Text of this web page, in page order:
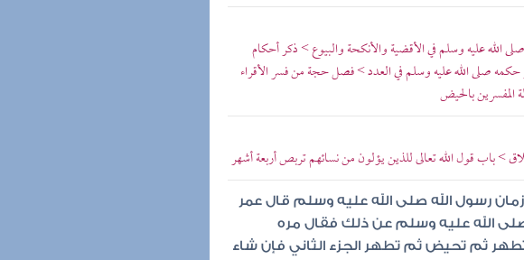
الله عليه وسلم في الأقضية والأنكحة والبيوع > ذكر أحكام
صلى الله عليه وسلم في العدد > فصل حجة من فسر الأقراء
المفسرين بالحيض
باب قول الله تعالى للذين يؤلون من نسائهم تربص أربعة أشهر
رسول الله صلى الله عليه وسلم قال عمر
الله عليه وسلم عن ذلك فقال مره
ثم تحيض ثم تطهر الجزء الثاني فإن شاء